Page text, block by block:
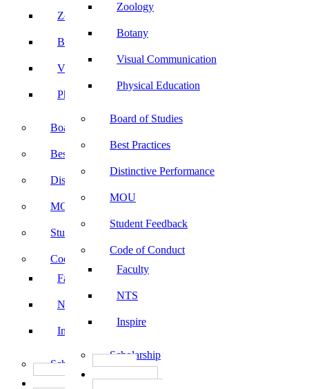
Zoology
Botany
Visual Communication
Physical Education
Board of Studies
Best Practices
Distinctive Performance
MOU
Student Feedback
Code of Conduct
Faculty
NTS
Inspire
Scholarship
Zoology
Botany
Visual Communication
Physical Education
Board of Studies
Best Practices
Distinctive Performance
MOU
Student Feedback
Code of Conduct
Faculty
NTS
Inspire
Scholarship